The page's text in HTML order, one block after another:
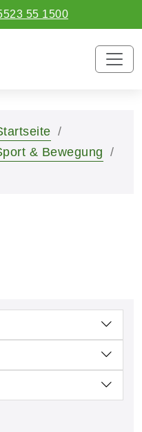
55 1500
& Bewegung